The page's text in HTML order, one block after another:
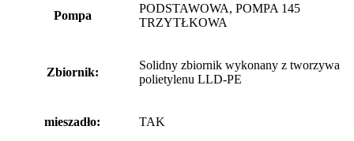
Pompa
PODSTAWOWA, POMPA 145
TRZYTŁKOWA
Zbiornik:
Solidny zbiornik wykonany z tworzywa
polietylenu LLD-PE
mieszadło: TAK